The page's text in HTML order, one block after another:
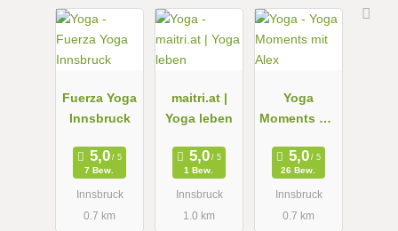
Fuerza Yoga
Innsbruck
7 Bew.
Innsbruck
0.7 km
maitri.at |
Yoga leben
1 Bew.
Innsbruck
1.0 km
Yoga
Moments mit
26 Bew.
Innsbruck
0.7 km